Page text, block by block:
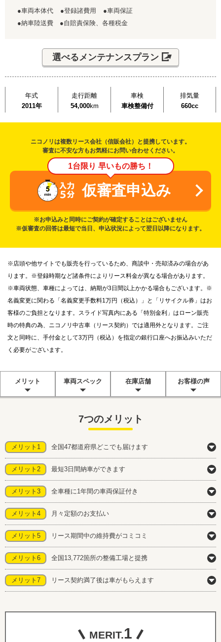
●車両本体代 ●登録諸費用
●車両保証
●納車陸送費 ●自賠責保険、各種税金
選べるメンテナンスプラン
年式
2011年
走行距離
54,000km
車検
車検整備付
排気量
660cc
ニコノリは複数リース会社（信販会社）と提携しています。
審査に不安な方もお気軽にお問い合わせください。
1台限り 早いもの勝ち！
仮審査申込み
※お申込みと同時にご契約が確定することはございません
※仮審査の回答は最短で当日、申込状況によって翌日以降になります。
※店頭や他サイトでも販売を行っているため、商談中・売却済みの場合があ
ります。※登録時期など諸条件によりリース料金が異なる場合があります。
※車両状態、車種によっては、納期が3日間以上かかる場合もございます。※
名義変更に関わる「名義変更手数料1万円（税込）」と「リサイクル券」はお
客様のご負担となります。スライド写真内にある「特別金利」はローン販売
時の特典の為、ニコノリ中古車（リース契約）では適用外となります。ご注
文と同時に、手付金として3万円（税込）を指定の銀行口座へお振込みいただ
く必要がございます。
メリット 車両スペック 在庫店舗 お客様の声
7つのメリット
メリット1 全国47都道府県どこでも届けます
メリット2 最短3日間納車ができます
メリット3 全車種に1年間の車両保証付き
メリット4 月々定額のお支払い
メリット5 リース期間中の維持費がコミコミ
メリット6 全国13,772箇所の整備工場と提携
メリット7 リース契約満了後は車がもらえます
MERIT.1